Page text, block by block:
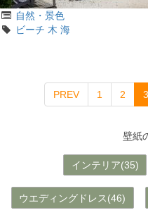
カ
テ
ゴ
自然・景色
タビーチ 木 海
PREV 1 2 3
壁紙
インテリア(35)
ウエディングドレス(46)